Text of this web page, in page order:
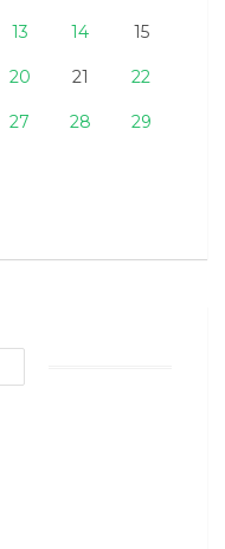
13 14 15
20 21 22
27 28 29